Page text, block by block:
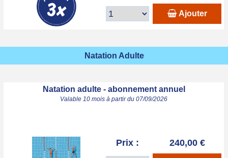
Ajouter
Natation Adulte
Natation adulte - abonnement annuel
Valable 10 mois à partir du 07/09/2026
Prix : 240,00 €